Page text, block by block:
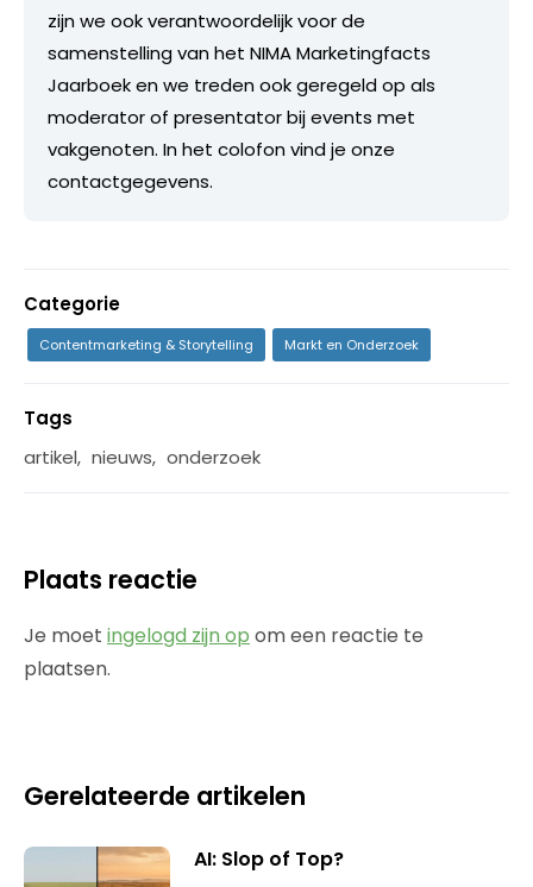
zijn we ook verantwoordelijk voor de
samenstelling van het NIMA Marketingfacts
Jaarboek en we treden ook geregeld op als
moderator of presentator bij events met
vakgenoten. In het colofon vind je onze
contactgegevens.
Categorie
Contentmarketing & Storytelling Markt en Onderzoek
Tags
artikel, nieuws, onderzoek
Plaats reactie
Je moet ingelogd zijn op om een reactie te
plaatsen.
Gerelateerde artikelen
AI: Slop of Top?